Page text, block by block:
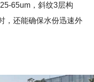
65um，斜纹3层构
，还能确保水份迅速外